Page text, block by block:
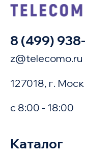
8 (499)
z@telecomo.ru
127018, г.
с 8:00 - 18:00
Каталог